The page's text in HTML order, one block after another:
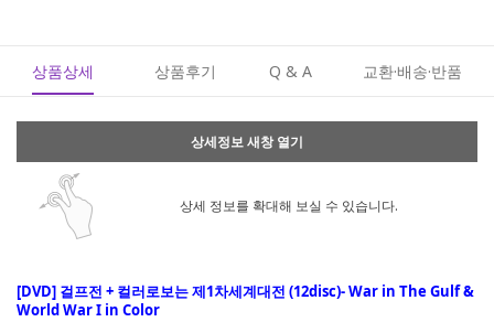
상품상세 상품후기 Q & A 교환·배송·반품
상세정보 새창 열기
상세 정보를 확대해 보실 수 있습니다.
[DVD] 걸프전 + 컬러로보는 제1차세계대전 (12disc)- War in The Gulf &
World War I in Color